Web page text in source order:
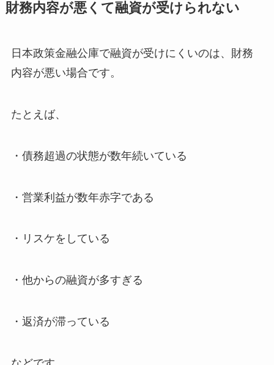
財務内容が悪くて融資が受けられない
日本政策金融公庫で融資が受けにくいのは、財務
内容が悪い場合です。
たとえば、
・債務超過の状態が数年続いている
・営業利益が数年赤字である
・リスケをしている
・他からの融資が多すぎる
・返済が滞っている